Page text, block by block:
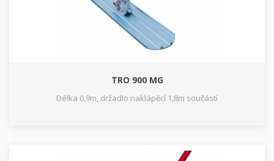
TRO 900 MG
Délka 0,9m, držadlo naklápěcí 1,8m součástí